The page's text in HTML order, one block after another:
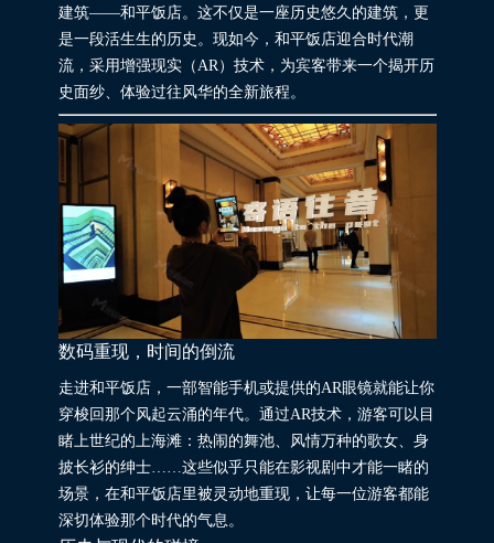
建筑——和平饭店。这不仅是一座历史悠久的建筑，更
是一段活生生的历史。现如今，和平饭店迎合时代潮
流，采用增强现实（AR）技术，为宾客带来一个揭开历
史面纱、体验过往风华的全新旅程。
数码重现，时间的倒流
走进和平饭店，一部智能手机或提供的AR眼镜就能让你
穿梭回那个风起云涌的年代。通过AR技术，游客可以目
睹上世纪的上海滩：热闹的舞池、风情万种的歌女、身
披长衫的绅士……这些似乎只能在影视剧中才能一睹的
场景，在和平饭店里被灵动地重现，让每一位游客都能
深切体验那个时代的气息。